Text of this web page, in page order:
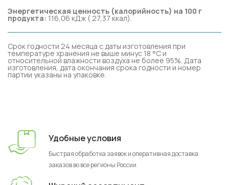
Энергетическая ценность (калорийность) на 100 г
продукта: 116,06 кДж ( 27,37 ккал).
Срок годности 24 месяца с даты изготовления при
температуре хранения не выше минус 18 °C и
относительной влажности воздуха не более 95%. Дата
изготовления, дата окончания срока годности и номер
партии указаны на упаковке.
Удобные условия
Быстрая обработка заявок и оперативная доставка
заказов во все регионы России